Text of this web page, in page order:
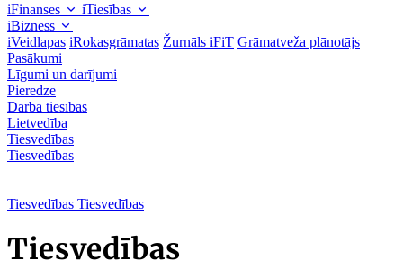
iFinanses
iTiesības
iBizness
iVeidlapas iRokasgrāmatas Žurnāls iFiT Grāmatveža plānotājs
Pasākumi
Līgumi un darījumi
Pieredze
Darba tiesības
Lietvedība
Tiesvedības
Tiesvedības
Tiesvedības Tiesvedības
Tiesvedības